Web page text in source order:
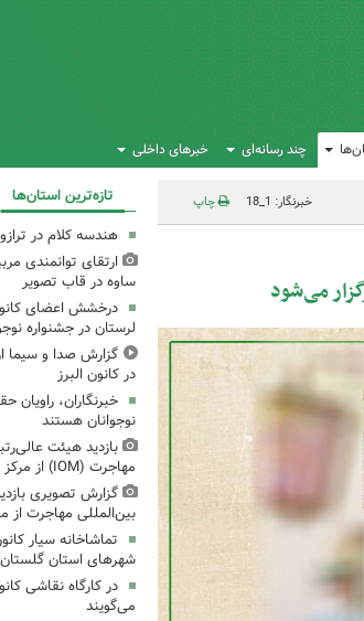
چند رسانه‌ای خبرهای داخلی
خبرنگار: 1_18 چاپ
می‌شود
تازه‌ترین استان‌ها
هندسه کلام در
ارتقای توانمندی
ساوه در قاب تصویر
درخشش اعضای
لرستان در جشنواره
گزارش صدا و سیما
در کانون البرز
خبرنگاران،
نوجوانان هستند
بازدید هیئت
مهاجرت (IOM) از مرکز فرهنگی شماره ۳ مشهد
گزارش تصویری
بین‌المللی مهاجرت از
شهرهای استان گلستان
در کارگاه نقاشی
می‌گویند